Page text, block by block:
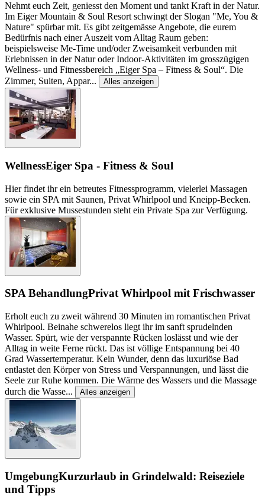
Nehmt euch Zeit, geniesst den Moment und tankt Kraft in der Natur.
Im Eiger Mountain & Soul Resort schwingt der Slogan "Me, You &
Nature" spürbar mit. Es gibt zeitgemässe Angebote, die eurem
Bedürfnis nach einer Auszeit vom Alltag Raum geben:
beispielsweise Me-Time und/oder Zweisamkeit verbunden mit
Erlebnissen in der Natur oder Indoor-Aktivitäten im grosszügigen
Wellness- und Fitnessbereich „Eiger Spa – Fitness & Soul“. Die
Zimmer, Suiten, Appar... Alles anzeigen
WellnessEiger Spa - Fitness & Soul
Hier findet ihr ein betreutes Fitnessprogramm, vielerlei Massagen
sowie ein SPA mit Saunen, Privat Whirlpool und Kneipp-Becken.
Für exklusive Mussestunden steht ein Private Spa zur Verfügung.
SPA BehandlungPrivat Whirlpool mit Frischwasser
Erholt euch zu zweit während 30 Minuten im romantischen Privat
Whirlpool. Beinahe schwerelos liegt ihr im sanft sprudelnden
Wasser. Spürt, wie der verspannte Rücken loslässt und wie der
Alltag in weite Ferne rückt. Das ist völlige Entspannung bei 40
Grad Wassertemperatur. Kein Wunder, denn das luxuriöse Bad
entlastet den Körper von Stress und Verspannungen, und lässt die
Seele zur Ruhe kommen. Die Wärme des Wassers und die Massage
durch die Wasse... Alles anzeigen
UmgebungKurzurlaub in Grindelwald: Reiseziele
und Tipps